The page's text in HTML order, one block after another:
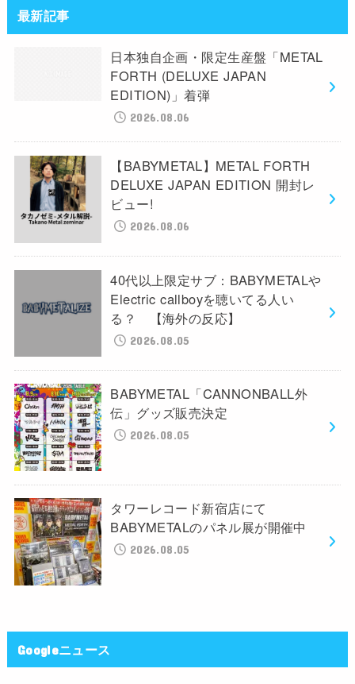
最新記事
日本独自企画・限定生産盤「METAL
FORTH (DELUXE JAPAN
EDITION)」着弾
2026.08.06
【BABYMETAL】METAL FORTH
DELUXE JAPAN EDITION 開封レ
ビュー!
2026.08.06
40代以上限定サブ：BABYMETALや
Electric callboyを聴いてる人い
る？ 【海外の反応】
2026.08.05
BABYMETAL「CANNONBALL外
伝」グッズ販売決定
2026.08.05
タワーレコード新宿店にて
BABYMETALのパネル展が開催中
2026.08.05
Googleニュース